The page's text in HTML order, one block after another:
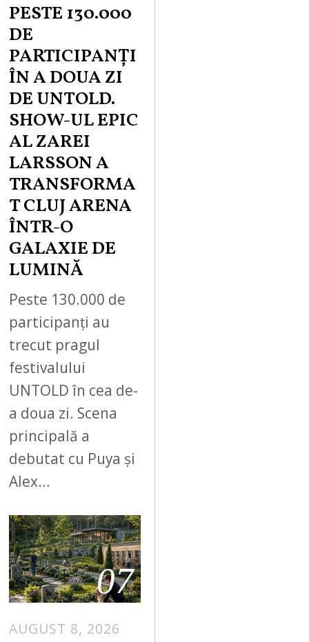
PESTE 130.000
DE
PARTICIPANȚI
ÎN A DOUA ZI
DE UNTOLD.
SHOW-UL EPIC
AL ZAREI
LARSSON A
TRANSFORMA
T CLUJ ARENA
ÎNTR-O
GALAXIE DE
LUMINĂ
Peste 130.000 de
participanți au
trecut pragul
festivalului
UNTOLD în cea de-
a doua zi. Scena
principală a
debutat cu Puya și
Alex…
07
AUGUST 8, 2026